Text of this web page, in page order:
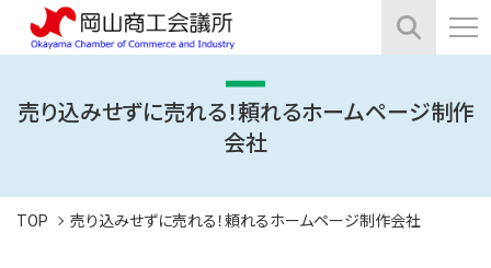
売り込みせずに売れる！頼れるホームページ制作
会社
TOP 売り込みせずに売れる！頼れるホームページ制作会社